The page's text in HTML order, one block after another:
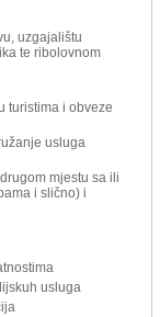
uzgajalištu
te ribolovnom
turistima i obveze
usluga
mjestu sa ili
i slično) i
usluga